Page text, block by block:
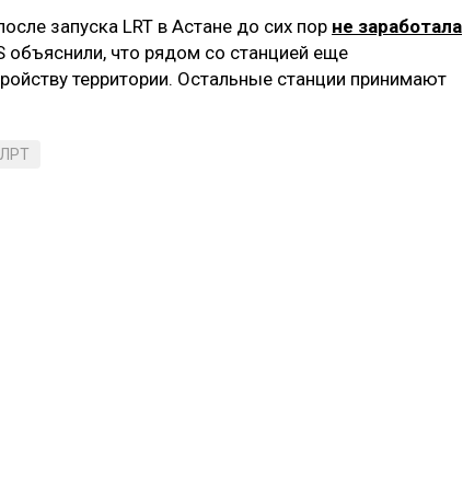
запуска LRT в Астане до сих пор не заработала
что рядом со станцией еще
территории. Остальные станции принимают